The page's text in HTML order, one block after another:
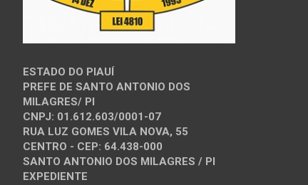
ESTADO DO PIAUÍ
PREFE DE SANTO ANTONIO DOS
MILAGRES/ PI
CNPJ: 01.612.603/0001-07
RUA LUZ GOMES VILA NOVA, 55
CENTRO - CEP: 64.438-000
SANTO ANTONIO DOS MILAGRES / PI
EXPEDIENTE